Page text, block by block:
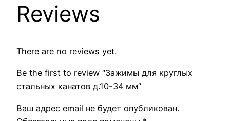
Reviews
There are no reviews yet.
Be the first to review “Зажимы для круглых
стальных канатов д.10-34 мм”
Ваш адрес email не будет опубликован.